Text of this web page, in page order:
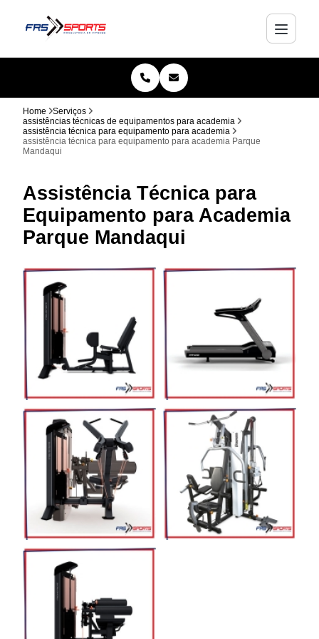
Home
Serviços
assistências técnicas de equipamentos para academia
assistência técnica para equipamento para academia
assistência técnica para equipamento para academia Parque
Mandaqui
Assistência Técnica para
Equipamento para Academia
Parque Mandaqui